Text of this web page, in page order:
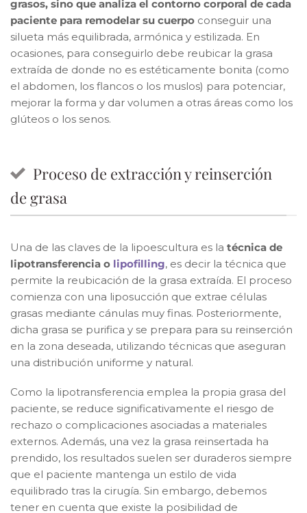
grasos, sino que analiza el contorno corporal de cada
paciente para remodelar su cuerpo conseguir una
silueta más equilibrada, armónica y estilizada. En
ocasiones, para conseguirlo debe reubicar la grasa
extraída de donde no es estéticamente bonita (como
el abdomen, los flancos o los muslos) para potenciar,
mejorar la forma y dar volumen a otras áreas como los
glúteos o los senos.
Proceso de extracción y reinserción
de grasa
Una de las claves de la lipoescultura es la técnica de
lipotransferencia o lipofilling, es decir la técnica que
permite la reubicación de la grasa extraída. El proceso
comienza con una liposucción que extrae células
grasas mediante cánulas muy finas. Posteriormente,
dicha grasa se purifica y se prepara para su reinserción
en la zona deseada, utilizando técnicas que aseguran
una distribución uniforme y natural.
Como la lipotransferencia emplea la propia grasa del
paciente, se reduce significativamente el riesgo de
rechazo o complicaciones asociadas a materiales
externos. Además, una vez la grasa reinsertada ha
prendido, los resultados suelen ser duraderos siempre
que el paciente mantenga un estilo de vida
equilibrado tras la cirugía. Sin embargo, debemos
tener en cuenta que existe la posibilidad de